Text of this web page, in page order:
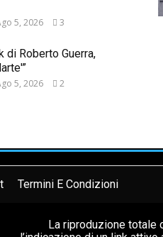
5, 2026 3
di Roberto Guerra,
5, 2026 2
Termini E Condizioni
La riproduzione totale